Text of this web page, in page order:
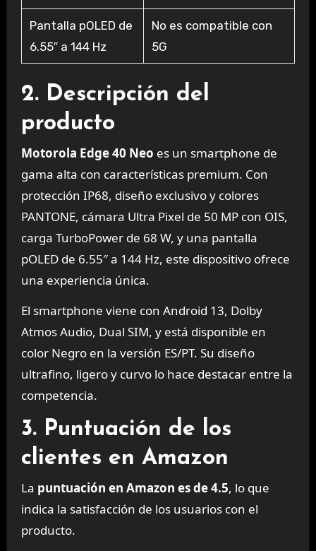
Pantalla pOLED de
6.55″ a 144 Hz
No es compatible con
5G
2. Descripción del
producto
Motorola Edge 40 Neo es un smartphone de
gama alta con características premium. Con
protección IP68, diseño exclusivo y colores
PANTONE, cámara Ultra Pixel de 50 MP con OIS,
carga TurboPower de 68 W, y una pantalla
pOLED de 6.55″ a 144 Hz, este dispositivo ofrece
una experiencia única.
El smartphone viene con Android 13, Dolby
Atmos Audio, Dual SIM, y está disponible en
color Negro en la versión ES/PT. Su diseño
ultrafino, ligero y curvo lo hace destacar entre la
competencia.
3. Puntuación de los
clientes en Amazon
La puntuación en Amazon es de 4.5, lo que
indica la satisfacción de los usuarios con el
producto.